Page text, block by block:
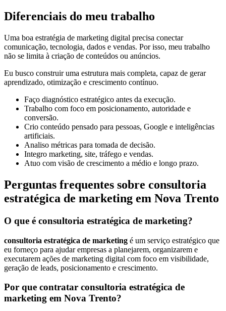
Diferenciais do meu trabalho
Uma boa estratégia de marketing digital precisa conectar
comunicação, tecnologia, dados e vendas. Por isso, meu trabalho
não se limita à criação de conteúdos ou anúncios.
Eu busco construir uma estrutura mais completa, capaz de gerar
aprendizado, otimização e crescimento contínuo.
Faço diagnóstico estratégico antes da execução.
Trabalho com foco em posicionamento, autoridade e
conversão.
Crio conteúdo pensado para pessoas, Google e inteligências
artificiais.
Analiso métricas para tomada de decisão.
Integro marketing, site, tráfego e vendas.
Atuo com visão de crescimento a médio e longo prazo.
Perguntas frequentes sobre consultoria
estratégica de marketing em Nova Trento
O que é consultoria estratégica de marketing?
consultoria estratégica de marketing é um serviço estratégico que
eu forneço para ajudar empresas a planejarem, organizarem e
executarem ações de marketing digital com foco em visibilidade,
geração de leads, posicionamento e crescimento.
Por que contratar consultoria estratégica de
marketing em Nova Trento?